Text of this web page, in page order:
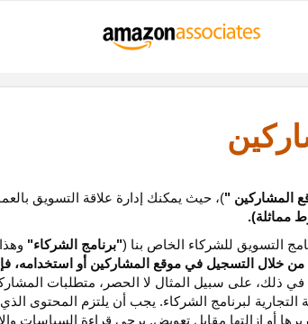
المشاركين ")، حيث يمكنك إدارة علاقة التسويق
مماثلة).
التسويق للشركاء الخاص بنا ("برنامج الشركاء"
من خلال التسجيل في موقع المشاركين أو استخدامه،
في ذلك، على سبيل المثال لا الحصر، متطلبات
التجارية لبرنامج الشركاء. يجب أن يلتزم المحتوى
أو إزالتها مقابل تعويض. يرجى قراءة السياسات